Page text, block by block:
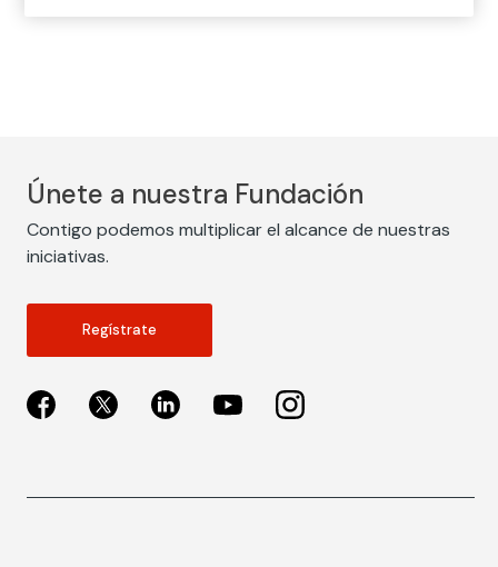
Únete a nuestra Fundación
Contigo podemos multiplicar el alcance de nuestras
iniciativas.
Regístrate